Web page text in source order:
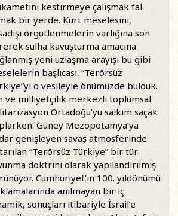
kestirmeye çalışmak fal
bir yerde. Kürt meselesini,
örgütlenmelerin varlığına son
sulha kavuşturma amacına
yeni uzlaşma arayışı bu gibi
başlıcası. “Terörsüz
o vesileyle önümüzde bulduk.
ve milliyetçilik merkezli toplumsal
Ortadoğu’yu salkım saçak
Güney Mezopotamya’ya
genişleyen savaş atmosferinde
“Terörsüz Türkiye” bir tür
doktrini olarak yapılandırılmış
Cumhuriyet’in 100. yıldönümü
anılmayan bir iç
sonuçları itibariyle İsrail’e